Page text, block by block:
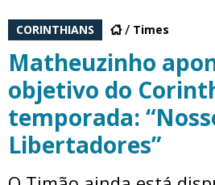
CORINTHIANS Times
Matheuzinho
objetivo do
temporada:
Libertadores”